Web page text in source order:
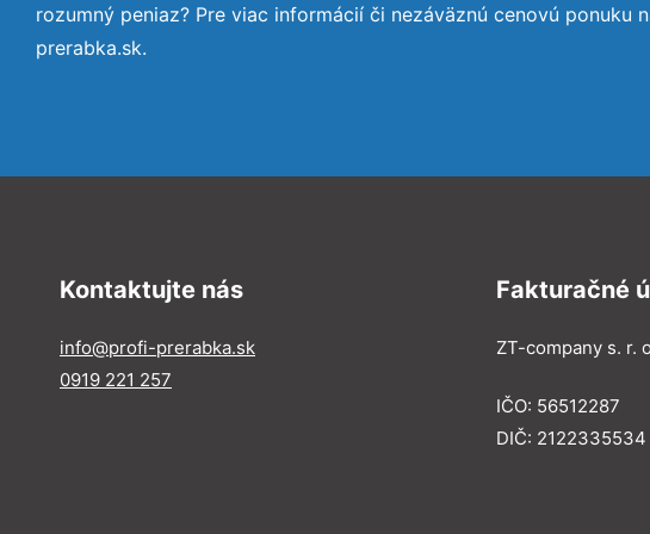
rozumný peniaz? Pre viac informácií či nezáväznú cenovú ponuku
prerabka.sk.
Kontaktujte nás
info@profi-prerabka.sk
0919 221 257
Fakturačné
ZT-company s. r.
IČO: 56512287
DIČ: 2122335534